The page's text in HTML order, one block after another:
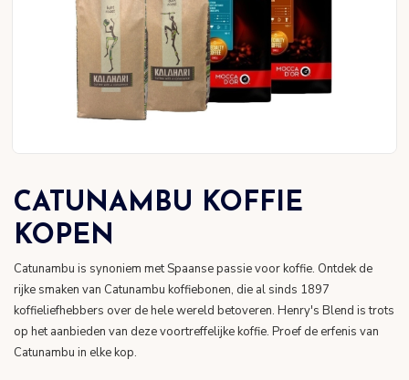
CATUNAMBU KOFFIE
KOPEN
Catunambu is synoniem met Spaanse passie voor koffie. Ontdek de
rijke smaken van Catunambu koffiebonen, die al sinds 1897
koffieliefhebbers over de hele wereld betoveren. Henry's Blend is trots
op het aanbieden van deze voortreffelijke koffie. Proef de erfenis van
Catunambu in elke kop.